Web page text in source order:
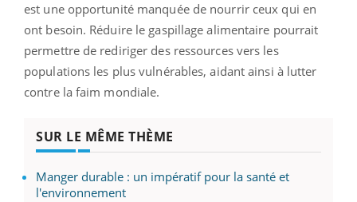
est une opportunité manquée de nourrir ceux qui en
ont besoin. Réduire le gaspillage alimentaire pourrait
permettre de rediriger des ressources vers les
populations les plus vulnérables, aidant ainsi à lutter
contre la faim mondiale.
SUR LE MÊME THÈME
Manger durable : un impératif pour la santé et
l'environnement